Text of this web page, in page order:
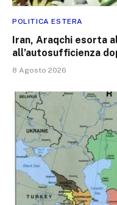
POLITICA ESTERA
Iran, Araqchi esorta
all’autosufficienza
8 Agosto 2026